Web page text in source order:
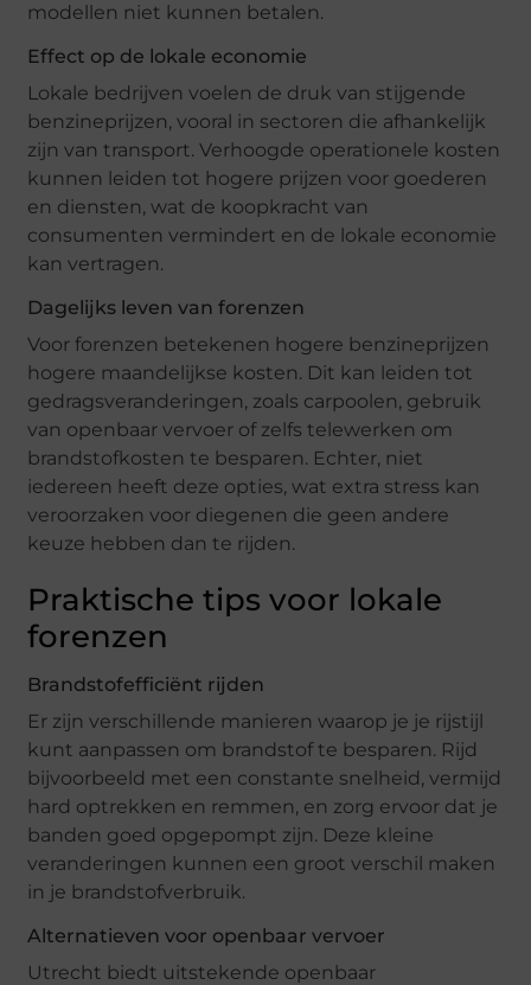
modellen niet kunnen betalen.
Effect op de lokale economie
Lokale bedrijven voelen de druk van stijgende
benzineprijzen, vooral in sectoren die afhankelijk
zijn van transport. Verhoogde operationele kosten
kunnen leiden tot hogere prijzen voor goederen
en diensten, wat de koopkracht van
consumenten vermindert en de lokale economie
kan vertragen.
Dagelijks leven van forenzen
Voor forenzen betekenen hogere benzineprijzen
hogere maandelijkse kosten. Dit kan leiden tot
gedragsveranderingen, zoals carpoolen, gebruik
van openbaar vervoer of zelfs telewerken om
brandstofkosten te besparen. Echter, niet
iedereen heeft deze opties, wat extra stress kan
veroorzaken voor diegenen die geen andere
keuze hebben dan te rijden.
Praktische tips voor lokale
forenzen
Brandstofefficiënt rijden
Er zijn verschillende manieren waarop je je rijstijl
kunt aanpassen om brandstof te besparen. Rijd
bijvoorbeeld met een constante snelheid, vermijd
hard optrekken en remmen, en zorg ervoor dat je
banden goed opgepompt zijn. Deze kleine
veranderingen kunnen een groot verschil maken
in je brandstofverbruik.
Alternatieven voor openbaar vervoer
Utrecht biedt uitstekende openbaar